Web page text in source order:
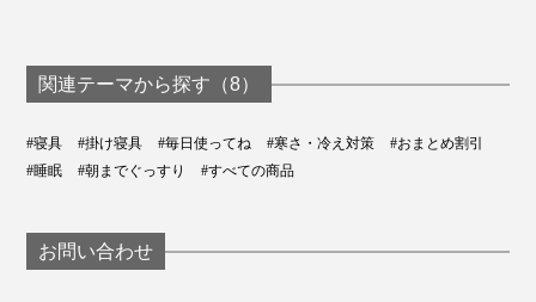
関連テーマから探す（8）
#寝具 #掛け寝具 #毎日使ってね #寒さ・冷え対策
#おまとめ割引
#睡眠
#朝までぐっすり #すべての商品
お問い合わせ